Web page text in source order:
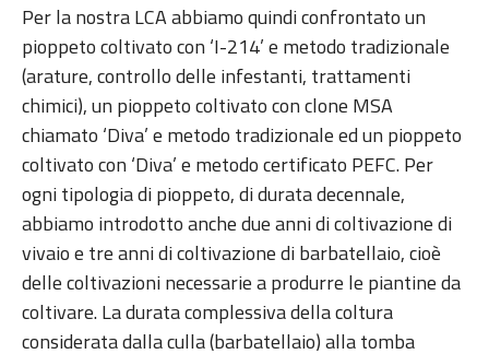
Per la nostra LCA abbiamo quindi confrontato un
pioppeto coltivato con ‘I-214’ e metodo tradizionale
(arature, controllo delle infestanti, trattamenti
chimici), un pioppeto coltivato con clone MSA
chiamato ‘Diva’ e metodo tradizionale ed un pioppeto
coltivato con ‘Diva’ e metodo certificato PEFC. Per
ogni tipologia di pioppeto, di durata decennale,
abbiamo introdotto anche due anni di coltivazione di
vivaio e tre anni di coltivazione di barbatellaio, cioè
delle coltivazioni necessarie a produrre le piantine da
coltivare. La durata complessiva della coltura
considerata dalla culla (barbatellaio) alla tomba